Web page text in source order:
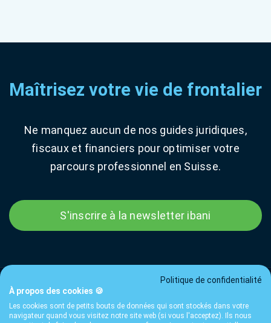
Maîtrisez votre vie de frontalier
Ne manquez aucun de nos guides juridiques,
fiscaux et financiers pour optimiser votre
parcours professionnel en Suisse.
S'inscrire à la newsletter ibani
Tarifs CGU Confidentialité FAQ Contact Guides
Politique de confidentialité
À propos des cookies 🍪
Les cookies sont de petits bouts de données qui sont stockés dans votre
navigateur quand vous visitez notre site web (si vous l'acceptez). Ils nous